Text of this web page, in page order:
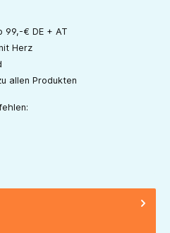
99,-€ DE + AT
Herz
allen Produkten